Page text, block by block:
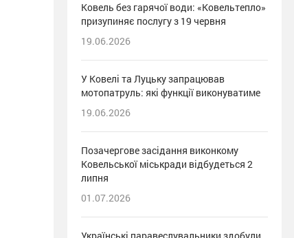
Ковель без гарячої води: «Ковельтепло»
призупиняє послугу з 19 червня
19.06.2026
У Ковелі та Луцьку запрацював
мотопатруль: які функції виконуватиме
19.06.2026
Позачергове засідання виконкому
Ковельської міськради відбудеться 2
липня
01.07.2026